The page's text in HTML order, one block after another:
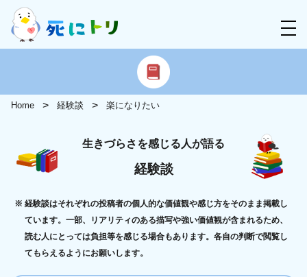
Home 経験談 楽になりたい
生きづらさを感じる人が語る
経験談
経験談はそれぞれの投稿者の個人的な価値観や感じ方をそのまま掲載し
ています。一部、リアリティのある描写や強い価値観が含まれるため、
読む人にとっては負担等を感じる場合もあります。各自の判断で閲覧し
てもらえるようにお願いします。